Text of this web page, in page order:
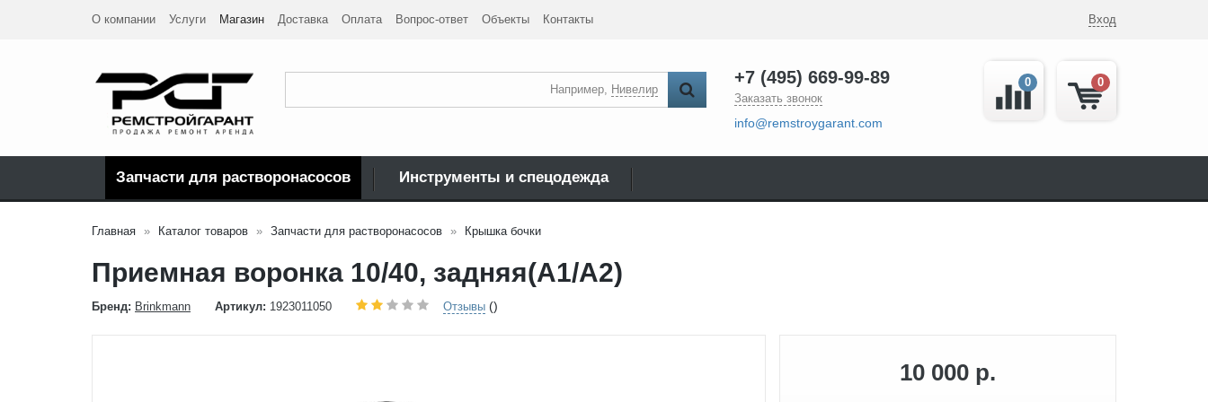
О компании Услуги Магазин Доставка Оплата Вопрос-ответ Объекты Контакты Вход
Например, Нивелир
+7 (495) 669-99-89
Заказать звонок
info@remstroygarant.com
0
0
Запчасти для растворонасосов Инструменты и спецодежда
Главная Каталог товаров Запчасти для растворонасосов Крышка бочки
Приемная воронка 10/40, задняя(А1/А2)
Бренд: Brinkmann Артикул: 1923011050 Отзывы ()
10 000 р.